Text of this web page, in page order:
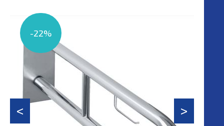
-22%